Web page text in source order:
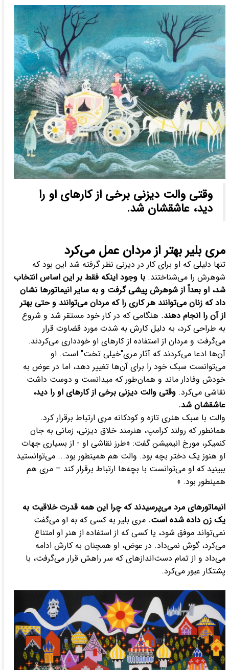
وقتی والت دیزنی برخی از کار‌های او را
دید، عاشقشان شد.
مری بلیر بهتر از مردان عمل می‌کرد
تنها دلیلی که او برای کار در دیزنی نظر گرفته شد این بود که
شوهرش را می‌شناختند. با وجود اینکه فقط بر این اساس انتخاب
شد، او بعداً از شوهرش پیشی گرفت و به سایر انیماتور‌ها نشان
داد که زنان می‌توانند هر کاری را که مردان می‌توانند و حتی بهتر
از آن را انجام دهند. هنگامی که در کار خود مستقر شد و شروع
به طراحی کرد، به دلیل کارش به شدت مورد قضاوت قرار
می‌گرفت و مردان از استفاده از کار‌های او خودداری می‌کردند.
آن‌ها ادعا می‌کردند که آثار مری"خیلی تخت" است. او
می‌توانست سبک خود را برای آن‌ها تغییر دهد، اما در عوض به
خودش وفادار ماند و همان‌طور که میدانست و دوست داشت
نقاشی می‌کرد. وقتی والت دیزنی برخی از کار‌های او را دید،
عاشقشان شد.
والت با سبک هنری تازه و کودکانه مری ارتباط برقرار کرد.
همانطور که رولند کرامپ، هنرمند خلاق دیزنی، زمانی به جان
کنمیکر، مورخ انیمیشن گفت: «طرز نقاشی او - از بسیاری جهات
او هنوز یک دختر بچه بود. والت هم همینطور بود... می‌توانستید
ببینید که او می‌توانست با بچه‌ها ارتباط برقرار کند – مری هم
همینطور بود. »
انیماتور‌های مرد می‌پرسیدند که چرا این همه قدرت خلاقیت به
یک زن داده شده است. مری بلیر به کسی که به او می‌گفت
نمی‌تواند موفق شود، یا کسی که از استفاده از هنر او امتناع
می‌کرد، گوش نمی‌داد. در عوض، او همچنان به کارش ادامه
می‌داد و از تمام دست‌انداز‌های که سر راهش قرار می‌گرفت، با
پشتکار عبور می‌کرد.